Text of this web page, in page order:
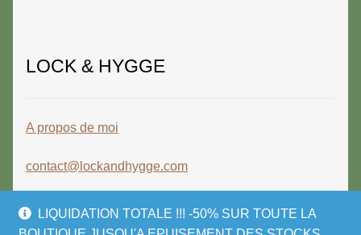
LIQUIDATION TOTALE !!! -50% SUR TOUTE LA
LOCK & HYGGE
A propos de moi
contact@lockandhygge.com